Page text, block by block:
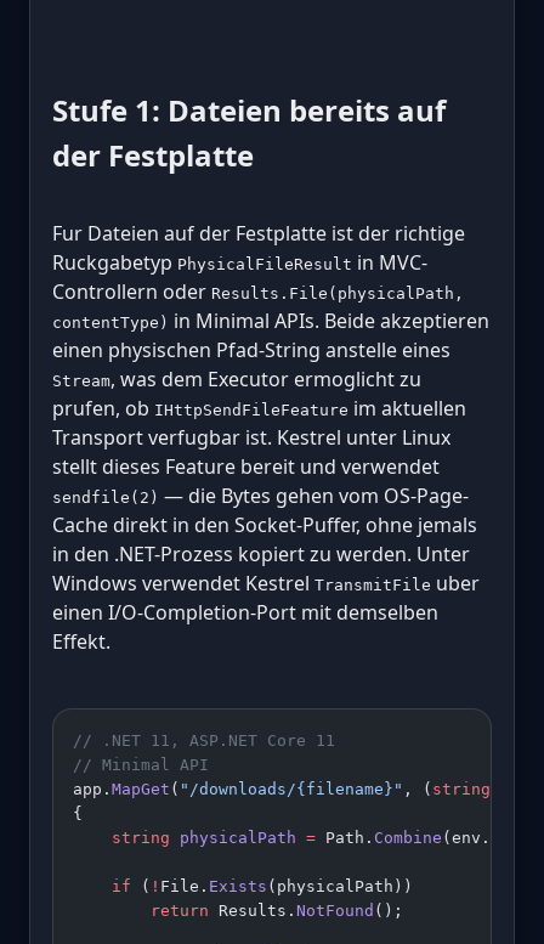
Stufe 1: Dateien bereits auf
der Festplatte
Fur Dateien auf der Festplatte ist der richtige
Ruckgabetyp PhysicalFileResult in MVC-
Controllern oder Results.File(physicalPath,
contentType) in Minimal APIs. Beide akzeptieren
einen physischen Pfad-String anstelle eines
Stream, was dem Executor ermoglicht zu
prufen, ob IHttpSendFileFeature im aktuellen
Transport verfugbar ist. Kestrel unter Linux
stellt dieses Feature bereit und verwendet
sendfile(2) — die Bytes gehen vom OS-Page-
Cache direkt in den Socket-Puffer, ohne jemals
in den .NET-Prozess kopiert zu werden. Unter
Windows verwendet Kestrel TransmitFile uber
einen I/O-Completion-Port mit demselben
Effekt.
// .NET 11, ASP.NET Core 11
// Minimal API
app. MapGet ( "/downloads/{filename}" , ( string
{
    string
physicalPath = Path. Combine
    if
( ! File. Exists (physicalPath))
        return
Results. NotFound ();